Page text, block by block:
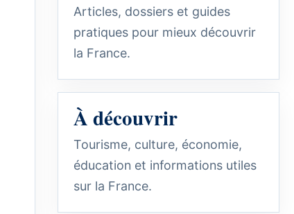
Articles, dossiers et guides
pratiques pour mieux découvrir
la France.
À découvrir
Tourisme, culture, économie,
éducation et informations utiles
sur la France.